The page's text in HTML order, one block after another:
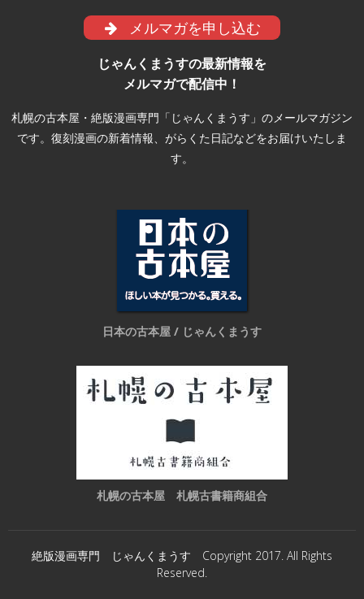
メルマガを申し込む
じゃんくまうすの最新情報を
メルマガで配信中！
札幌の古本屋・絶版漫画専門「じゃんくまうす」のメールマガジン
です。復刻漫画の新着情報、がらくた日記などをお届けいたしま
す。
日本の古本屋 / じゃんくまうす
札幌の古本屋 札幌古書籍商組合
絶版漫画専門 じゃんくまうす Copyright 2017. All Rights
Reserved.